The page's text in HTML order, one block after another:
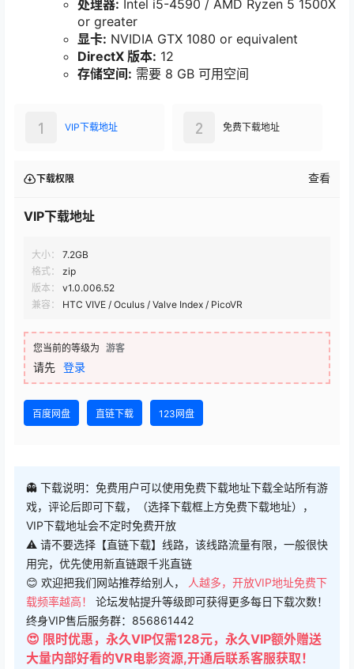
处理器: Intel i5-4590 / AMD Ryzen 5 1500X
or greater
显卡: NVIDIA GTX 1080 or equivalent
DirectX 版本: 12
存储空间: 需要 8 GB 可用空间
VIP下载地址
1 免费下载地址
2
下载权限 查看
VIP下载地址
大小：
7.2GB
格式：
zip
版本：
v1.0.006.52
兼容：
HTC VIVE / Oculus / Valve Index / PicoVR
您当前的等级为 游客
请先 登录
百度网盘 直链下载 123网盘
👻 下载说明：免费用户可以使用免费下载地址下载全站所有游
戏，评论后即可下载，（选择下载框上方免费下载地址），
VIP下载地址会不定时免费开放
⚠ 请不要选择【直链下载】线路，该线路流量有限，一般很快
用完，优先使用新直链跟千兆直链
😊 欢迎把我们网站推荐给别人，
人越多，开放VIP地址免费下
载频率越高！ 论坛发帖提升等级即可获得更多每日下载次数！
终身VIP售后服务群：856861442
😍 限时优惠，永久VIP仅需128元，永久VIP额外赠送
大量内部好看的VR电影资源,开通后联系客服获取！